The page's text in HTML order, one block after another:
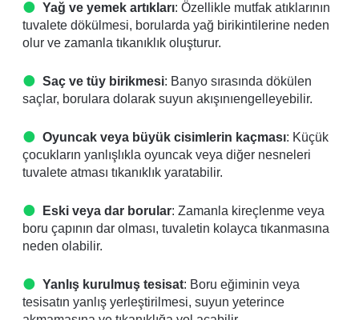
Yağ ve yemek artıkları: Özellikle mutfak atıklarının
tuvalete dökülmesi, borularda yağ birikintilerine neden
olur ve zamanla tıkanıklık oluşturur.
Saç ve tüy birikmesi: Banyo sırasında dökülen
saçlar, borulara dolarak suyun akışınıengelleyebilir.
Oyuncak veya büyük cisimlerin kaçması: Küçük
çocukların yanlışlıkla oyuncak veya diğer nesneleri
tuvalete atması tıkanıklık yaratabilir.
Eski veya dar borular: Zamanla kireçlenme veya
boru çapının dar olması, tuvaletin kolayca tıkanmasına
neden olabilir.
Yanlış kurulmuş tesisat: Boru eğiminin veya
tesisatın yanlış yerleştirilmesi, suyun yeterince